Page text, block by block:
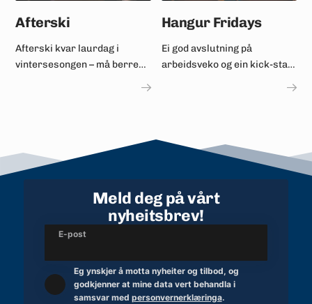
Afterski
Afterski kvar laurdag i
vintersesongen – må berre
Hangur Fridays
Ei god avslutning på
arbeidsveko og ein kick-start
Meld deg på vårt
nyheitsbrev!
E-post
Eg ynskjer å motta nyheiter og tilbod, og
godkjenner at mine data vert behandla i
samsvar med personvernerklæringa.